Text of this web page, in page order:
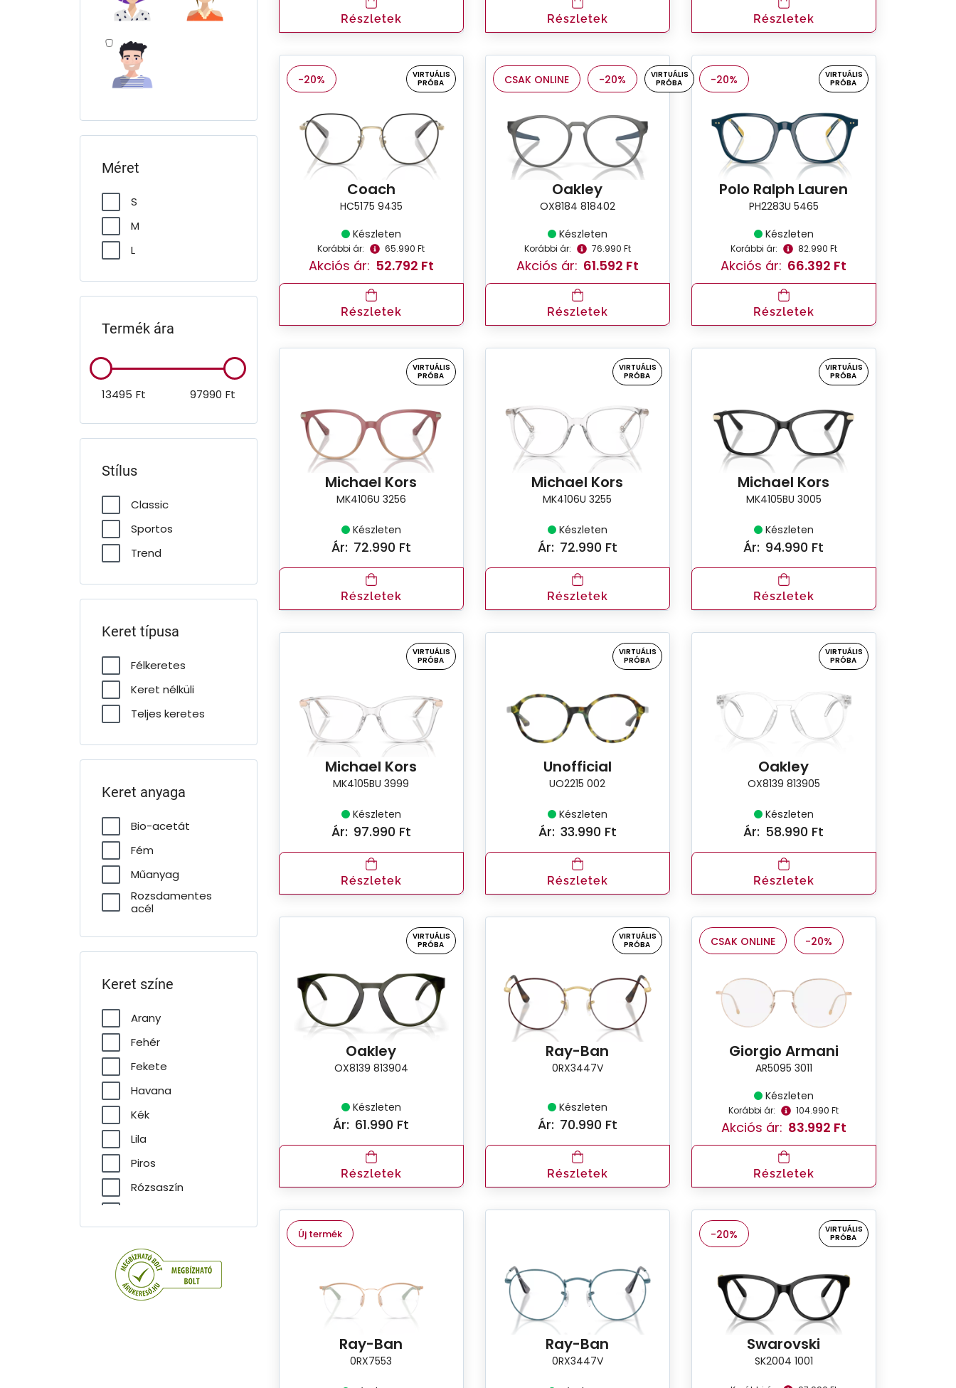
Méret
S
M
L
Termék ára
13495 Ft 97990 Ft
Stílus
Classic
Sportos
Trend
Keret típusa
Félkeretes
Keret nélküli
Teljes keretes
Keret anyaga
Bio-acetát
Fém
Műanyag
Rozsdamentes
acél
Keret színe
Arany
Fehér
Fekete
Havana
Kék
Lila
Piros
Rózsaszín
Zöld
Részletek Részletek Részletek
-20%
VIRTUÁLIS
PRÓBA
Coach
HC5175 9435
Készleten
Korábbi ár: 65.990 Ft
Akciós ár: 52.792 Ft
Részletek
CSAK ONLINE -20%
VIRTUÁLIS
PRÓBA
Oakley
OX8184 818402
Készleten
Korábbi ár: 76.990 Ft
Akciós ár: 61.592 Ft
Részletek
-20%
VIRTUÁLIS
PRÓBA
Polo Ralph Lauren
PH2283U 5465
Készleten
Korábbi ár: 82.990 Ft
Akciós ár: 66.392 Ft
Részletek
VIRTUÁLIS
PRÓBA
Michael Kors
MK4106U 3256
Készleten
Ár: 72.990 Ft
Részletek
VIRTUÁLIS
PRÓBA
Michael Kors
MK4106U 3255
Készleten
Ár: 72.990 Ft
Részletek
VIRTUÁLIS
PRÓBA
Michael Kors
MK4105BU 3005
Készleten
Ár: 94.990 Ft
Részletek
VIRTUÁLIS
PRÓBA
Michael Kors
MK4105BU 3999
Készleten
Ár: 97.990 Ft
Részletek
VIRTUÁLIS
PRÓBA
Unofficial
UO2215 002
Készleten
Ár: 33.990 Ft
Részletek
VIRTUÁLIS
PRÓBA
Oakley
OX8139 813905
Készleten
Ár: 58.990 Ft
Részletek
VIRTUÁLIS
PRÓBA
Oakley
OX8139 813904
Készleten
Ár: 61.990 Ft
Részletek
VIRTUÁLIS
PRÓBA
Ray-Ban
0RX3447V
Készleten
Ár: 70.990 Ft
Részletek
CSAK ONLINE -20%
Giorgio Armani
AR5095 3011
Készleten
Korábbi ár: 104.990 Ft
Akciós ár: 83.992 Ft
Részletek
Új termék
Ray-Ban
0RX7553
Ray-Ban
0RX3447V
-20%
VIRTUÁLIS
PRÓBA
Swarovski
SK2004 1001